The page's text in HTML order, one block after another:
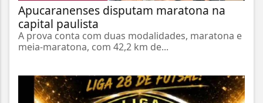
Apucaranenses disputam maratona na
capital paulista
A prova conta com duas modalidades, maratona e
meia-maratona, com 42,2 km de...